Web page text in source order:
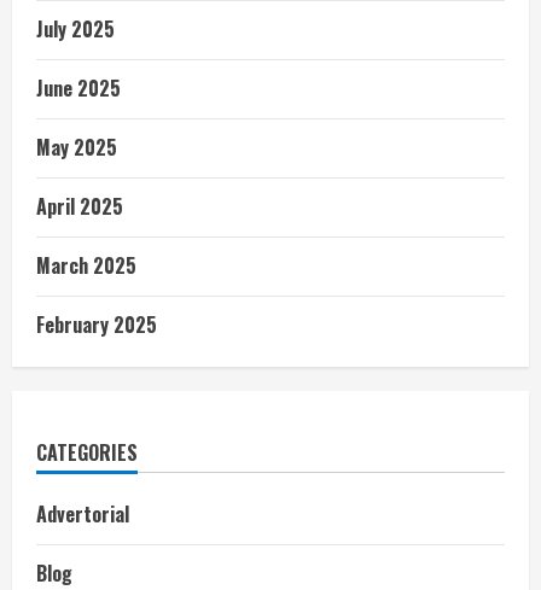
July 2025
June 2025
May 2025
April 2025
March 2025
February 2025
CATEGORIES
Advertorial
Blog